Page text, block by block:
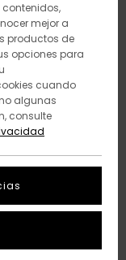
mejor a
productos de
opciones para
cuando
algunas
consulte